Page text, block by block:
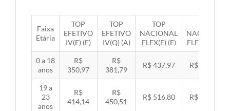
Faixa
Etária
TOP
EFETIVO
IV(E) (E)
TOP
EFETIVO
IV(Q) (A)
TOP
NACIONAL
FLEX(E) (E)
NACIONAL
FLEX(Q) (A)
0 a 18
anos
R$
350,97
R$
381,79
R$ 437,97 R$ 451,33
19 a
23
anos
R$
414,14
R$
450,51
R$ 516,80 R$ 532,57